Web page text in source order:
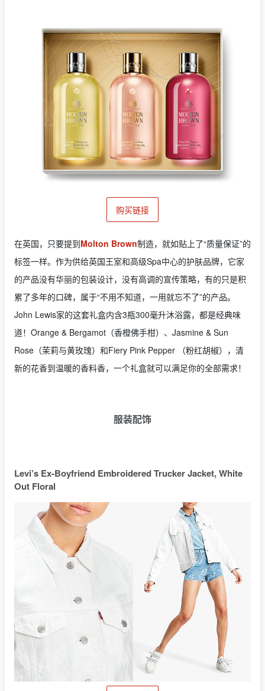
购买链接
在英国，只要提到Molton Brown制造，就如贴上了“质量保证”的
标签一样。作为供给英国王室和高级Spa中心的护肤品牌，它家
的产品没有华丽的包装设计，没有高调的宣传策略，有的只是积
累了多年的口碑，属于“不用不知道，一用就忘不了”的产品。
John Lewis家的这套礼盒内含3瓶300毫升沐浴露，都是经典味
道！Orange & Bergamot（香橙佛手柑）、Jasmine & Sun
Rose（茉莉与黄玫瑰）和Fiery Pink Pepper （粉红胡椒），清
新的花香到温暖的香料香，一个礼盒就可以满足你的全部需求！
服装配饰
Levi’s Ex-Boyfriend Embroidered Trucker Jacket, White
Out Floral